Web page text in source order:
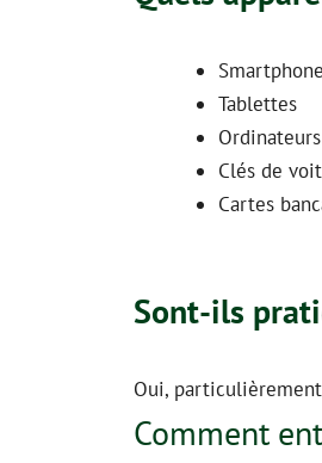
Tablettes
Clés de
Cartes
Sont-ils
Oui,
Comment